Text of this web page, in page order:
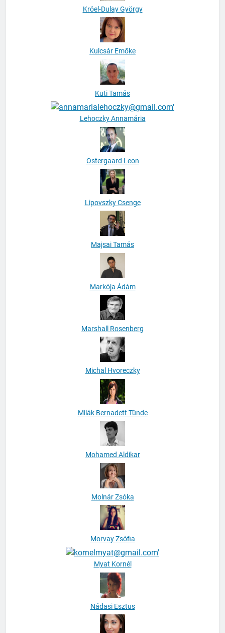
Kröel-Dulay György
Kulcsár Emőke
Kuti Tamás
Lehoczky Annamária
Ostergaard Leon
Lipovszky Csenge
Majsai Tamás
Markója Ádám
Marshall Rosenberg
Michal Hvoreczky
Milák Bernadett Tünde
Mohamed Aldikar
Molnár Zsóka
Morvay Zsófia
Myat Kornél
Nádasi Esztus